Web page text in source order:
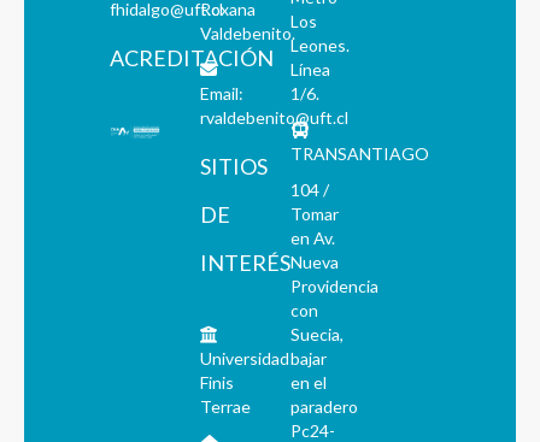
fhidalgo@uft.cl
ACREDITACIÓN
Roxana
Valdebenito.
Email:
rvaldebenito@uft.cl
SITIOS
DE
INTERÉS
Universidad
Finis
Terrae
Los
Leones.
Línea
1/6.
TRANSANTIAGO
104 /
Tomar
en Av.
Nueva
Providencia
con
Suecia,
bajar
en el
paradero
Pc24-